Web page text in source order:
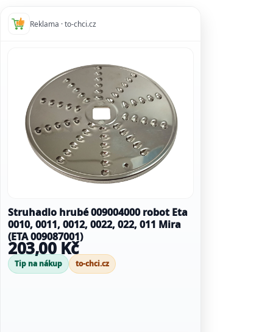
Reklama · to-chci.cz
Struhadlo hrubé 009004000 robot Eta
0010, 0011, 0012, 0022, 022, 011 Mira
(ETA 009087001)
203,00 Kč
Tip na nákup to-chci.cz